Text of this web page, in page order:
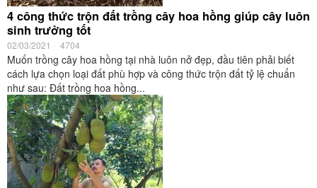
4 công thức trộn đất trồng cây hoa hồng giúp cây luôn
sinh trưởng tốt
02/03/2021 4704
Muốn trồng cây hoa hồng tại nhà luôn nở đẹp, đầu tiên phải biết
cách lựa chọn loại đất phù hợp và công thức trộn đất tỷ lệ chuẩn
như sau: Đất trồng hoa hồng...